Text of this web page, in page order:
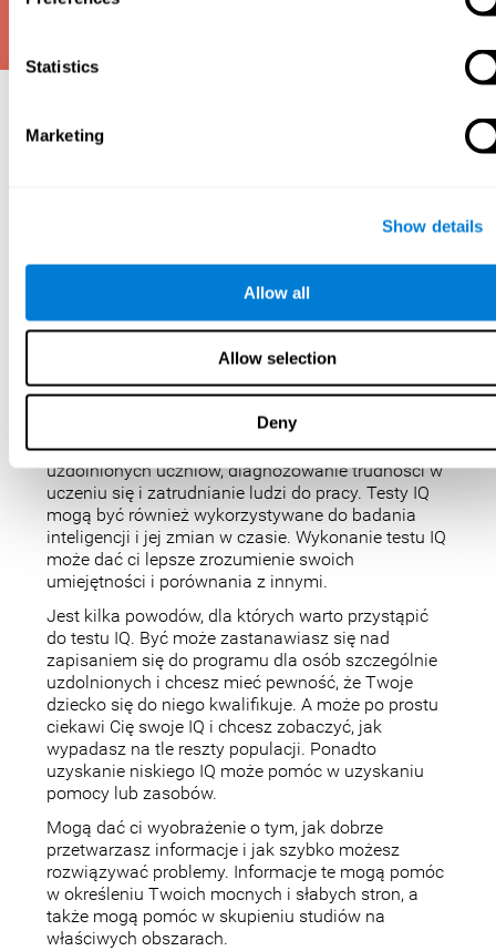
Statistics
Marketing
Show details
Allow all
Allow selection
Deny
Dlaczego warto
Test IQ to jeden z najlepszych i najskuteczniejszych
sposobów oceny swojej inteligencji. Testy IQ mogą
również pokazać, jak dobrze radzisz sobie w szkole
i jak wypadasz na tle innych osób w twoim wieku.
W CogniFit sprawiliśmy, że testowanie IQ było
zabawne i powtarzalne, dlatego zaprojektowaliśmy
IQbe tak, aby zapewniał natychmiastowe wyniki.
Testy IQ nie są doskonałe, ale są najlepszym,
inteligencji. Testy IQ są wykorzystywane do
różnych celów, takich jak identyfikowanie
uzdolnionych uczniów, diagnozowanie trudności w
uczeniu się i zatrudnianie ludzi do pracy. Testy IQ
mogą być również wykorzystywane do badania
inteligencji i jej zmian w czasie. Wykonanie testu IQ
może dać ci lepsze zrozumienie swoich
umiejętności i porównania z innymi.
Jest kilka powodów, dla których warto przystąpić
do testu IQ. Być może zastanawiasz się nad
zapisaniem się do programu dla osób szczególnie
uzdolnionych i chcesz mieć pewność, że Twoje
dziecko się do niego kwalifikuje. A może po prostu
ciekawi Cię swoje IQ i chcesz zobaczyć, jak
wypadasz na tle reszty populacji. Ponadto
uzyskanie niskiego IQ może pomóc w uzyskaniu
pomocy lub zasobów.
Mogą dać ci wyobrażenie o tym, jak dobrze
przetwarzasz informacje i jak szybko możesz
rozwiązywać problemy. Informacje te mogą pomóc
w określeniu Twoich mocnych i słabych stron, a
także mogą pomóc w skupieniu studiów na
właściwych obszarach.